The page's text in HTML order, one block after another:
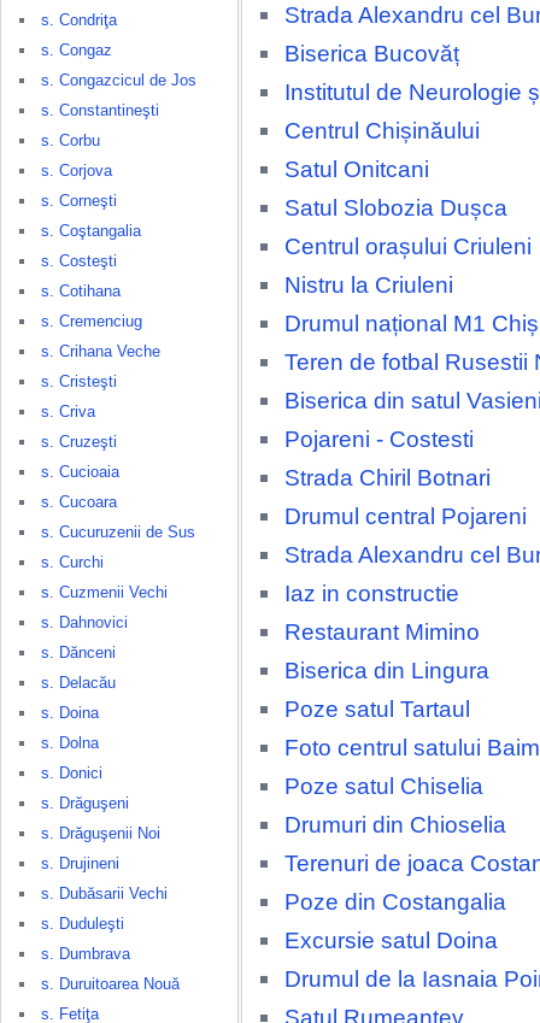
s. Condriţa
s. Congaz
s. Congazcicul de Jos
s. Constantineşti
s. Corbu
s. Corjova
s. Corneşti
s. Coştangalia
s. Costeşti
s. Cotihana
s. Cremenciug
s. Crihana Veche
s. Cristeşti
s. Criva
s. Cruzeşti
s. Cucioaia
s. Cucoara
s. Cucuruzenii de Sus
s. Curchi
s. Cuzmenii Vechi
s. Dahnovici
s. Dănceni
s. Delacău
s. Doina
s. Dolna
s. Donici
s. Drăguşeni
s. Drăguşenii Noi
s. Drujineni
s. Dubăsarii Vechi
s. Duduleşti
s. Dumbrava
s. Duruitoarea Nouă
s. Fetiţa
Strada Alexandru cel
Biserica Bucovăț
Institutul de Neurologie
Centrul Chișinăului
Satul Onitcani
Satul Slobozia Dușca
Centrul orașului Criuleni
Nistru la Criuleni
Drumul național M1
Teren de fotbal Rusestii
Biserica din satul
Pojareni - Costesti
Strada Chiril Botnari
Drumul central Pojareni
Strada Alexandru cel
Iaz in constructie
Restaurant Mimino
Biserica din Lingura
Poze satul Tartaul
Foto centrul satului
Poze satul Chiselia
Drumuri din Chioselia
Terenuri de joaca
Poze din Costangalia
Excursie satul Doina
Drumul de la Iasnaia
Satul Rumeanțev